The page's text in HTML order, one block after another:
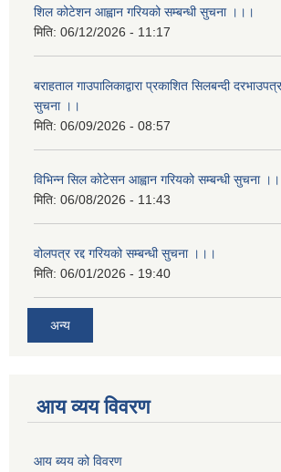
शिल कोटेशन आह्वान गरियको सम्बन्धी सुचना ।।।
मिति: 06/12/2026 - 11:17
बराहताल गाउपालिकाद्वारा प्रकाशित सिलबन्दी
सुचना ।।
मिति: 06/09/2026 - 08:57
विभिन्न सिल कोटेसन आह्वान गरियको सम्बन्धी सुचना
मिति: 06/08/2026 - 11:43
वोलपत्र रद्द गरियको सम्बन्धी सुचना ।।।
मिति: 06/01/2026 - 19:40
अन्य
आय व्यय विवरण
आय ब्यय को विवरण